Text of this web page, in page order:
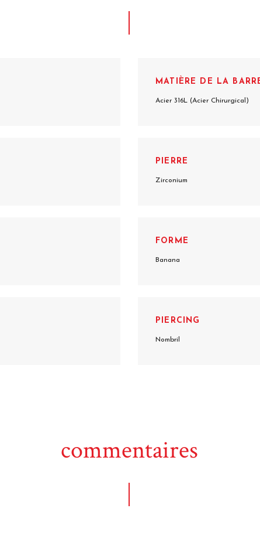
MATIÈRE DE LA
Acier 316L (Acier Chirurgical)
PIERRE
Zirconium
FORME
Banana
PIERCING
Nombril
commentaires